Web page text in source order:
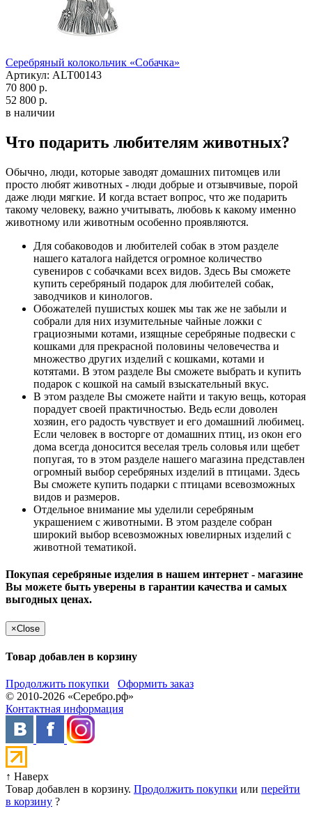
Серебряный колокольчик «Собачка»
Артикул: ALT00143
70 800 р.
52 800 р.
в наличии
Что подарить любителям животных?
Обычно, люди, которые заводят домашних питомцев или
просто любят животных - люди добрые и отзывчивые, порой
даже люди мягкие. И когда встает вопрос, что же подарить
такому человеку, важно учитывать, любовь к какому именно
животному или животным особенно проявляются.
Для собаководов и любителей собак в этом разделе
нашего каталога найдется огромное количество
сувениров с собачками всех видов. Здесь Вы сможете
купить серебряный подарок для любителей собак,
заводчиков и кинологов.
Обожателей пушистых кошек мы так же не забыли и
собрали для них изумительные чайные ложки с
грациозными котами, изящные серебряные подвески с
кошками для прекрасной половины человечества и
множество других изделий с кошками, котами и
котятами. В этом разделе Вы сможете выбрать и купить
подарок с кошкой на самый взыскательный вкус.
В этом разделе Вы сможете найти и такую вещь, которая
порадует своей практичностью. Ведь если доволен
хозяин, его радость чувствует и его домашний любимец.
Если человек в восторге от домашних птиц, из окон его
дома всегда доносится веселая трель соловья или щебет
попугая, то в этом разделе нашего магазина представлен
огромный выбор серебряных изделий в птицами. Здесь
Вы сможете купить подарки с птицами всевозможных
видов и размеров.
Отдельное внимание мы уделили серебряным
украшением с животными. В этом разделе собран
широкий выбор всевозможных ювелирных изделий с
животной тематикой.
Покупая серебряные изделия в нашем интернет - магазине
Вы можете быть уверены в гарантии качества и самых
выгодных ценах.
×Close
Товар добавлен в корзину
Продолжить покупки
Оформить заказ
© 2010-2026 «Серебро.рф»
Контактная информация
↑ Наверх
Товар добавлен в корзину. Продолжить покупки или перейти
в корзину ?